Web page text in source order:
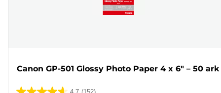
Canon GP-501 Glossy Photo Paper 4 x 6" – 50 ark